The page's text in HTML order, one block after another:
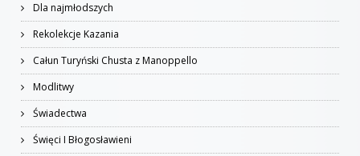
Dla najmłodszych
Rekolekcje Kazania
Całun Turyński Chusta z Manoppello
Modlitwy
Świadectwa
Święci I Błogosławieni